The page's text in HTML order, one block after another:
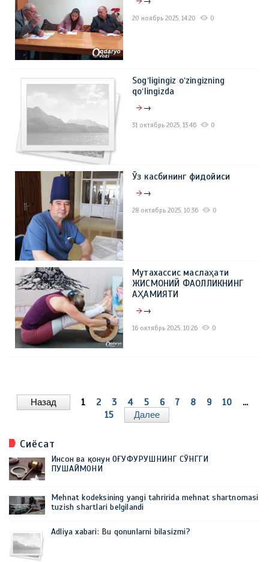
20 ноябрь 2025, 14:20 0
Sog‘ligingiz o‘zingizning
qo‘lingizda
→
31 октябрь 2025, 13:46 0
Ўз касбининг фидойиси
→
28 октябрь 2025, 10:36 0
Мутахассис маслаҳати
ЖИСМОНИЙ ФАОЛЛИКНИНГ
АҲАМИЯТИ
→
16 октябрь 2025, 10:26 0
Назад 1 2 3 4 5 6 7 8 9 10
...
15
Далее
Сиёсат
Инсон ва қонун ОҒУФУРУШНИНГ СЎНГГИ
ПУШАЙМОНИ
Mehnat kodeksining yangi tahririda mehnat shartnomasi
tuzish shartlari belgilandi
Adliya xabari: Bu qonunlarni bilasizmi?